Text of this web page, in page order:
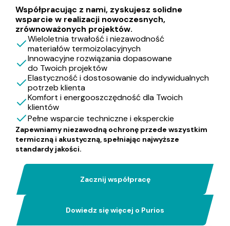
Współpracując z nami, zyskujesz solidne
wsparcie w realizacji nowoczesnych,
zrównoważonych projektów.
Wieloletnia trwałość i niezawodność
materiałów termoizolacyjnych
Innowacyjne rozwiązania dopasowane
do Twoich projektów
Elastyczność i dostosowanie do indywidualnych
potrzeb klienta
Komfort i energooszczędność dla Twoich
klientów
Pełne wsparcie techniczne i eksperckie
Zapewniamy niezawodną ochronę przede wszystkim
termiczną i akustyczną, spełniając najwyższe
standardy jakości.
Zacznij współpracę
Dowiedz się więcej o Purios